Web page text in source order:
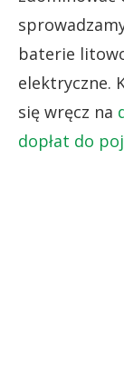
baterie
elektryczne.
się wręcz na
dopłat do